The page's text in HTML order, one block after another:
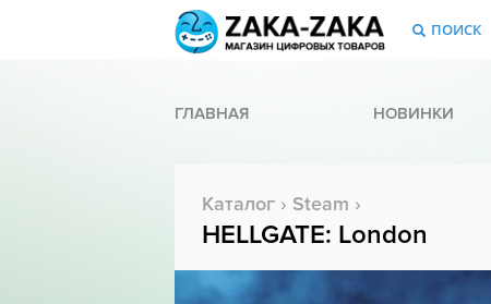
ПОИСК
ГЛАВНАЯ НОВИНКИ
Каталог › Steam ›
HELLGATE: London